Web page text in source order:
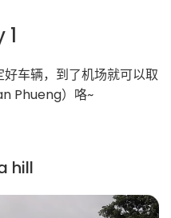
1
车辆，到了机场就可以取
Phueng）咯~
hill